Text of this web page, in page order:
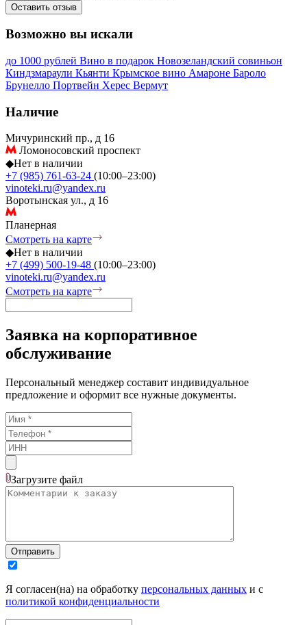
Оставить отзыв
Возможно вы искали
до 1000 рублей Вино в подарок Новозеландский совиньон
Киндзмараули Кьянти Крымское вино Амароне Бароло
Брунелло Портвейн Херес Вермут
Наличие
Мичуринский пр., д 16
Ломоносовский проспект
◆Нет в наличии
+7 (985) 761-63-24 (10:00–23:00)
vinoteki.ru@yandex.ru
Воротынская ул., д 16
Планерная
Смотреть на карте
◆Нет в наличии
+7 (499) 500-19-48 (10:00–23:00)
vinoteki.ru@yandex.ru
Смотреть на карте
Заявка на корпоративное
обслуживание
Персональный менеджер составит индивидуальное
предложение и оформит все нужные документы.
Загрузите файл
Отправить
Я согласен(на) на обработку персональных данных и с
политикой конфиденциальности